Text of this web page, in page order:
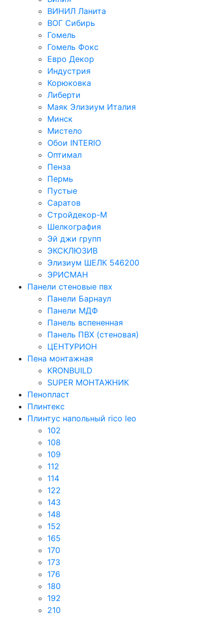
ВИНИЛ Ланита
ВОГ Сибирь
Гомель
Гомель Фокс
Евро Декор
Индустрия
Корюковка
Либерти
Маяк Элизиум Италия
Минск
Мистело
Обои INTERIO
Оптимал
Пенза
Пермь
Пустые
Саратов
Стройдекор-М
Шелкография
Эй джи групп
ЭКСКЛЮЗИВ
Элизиум ШЕЛК 546200
ЭРИСМАН
Панели стеновые пвх
Панели Барнаул
Панели МДФ
Панель вспененная
Панель ПВХ (стеновая)
ЦЕНТУРИОН
Пена монтажная
KRONBUILD
SUPER МОНТАЖНИК
Пенопласт
Плинтекс
Плинтус напольный rico leo
102
108
109
112
114
122
143
148
152
165
170
173
176
180
192
210